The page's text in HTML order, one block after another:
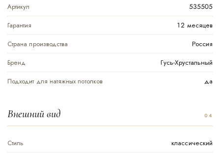
Артикул
535505
Гарантия
12 месяцев
Страна производства
Россия
Бренд
Гусь-Хрустальный
Подходит для натяжных потолков
да
Внешний вид
Стиль
классический